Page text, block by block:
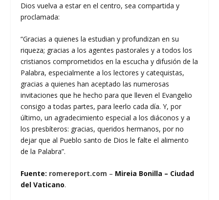
Dios vuelva a estar en el centro, sea compartida y
proclamada:
“Gracias a quienes la estudian y profundizan en su
riqueza; gracias a los agentes pastorales y a todos los
cristianos comprometidos en la escucha y difusión de la
Palabra, especialmente a los lectores y catequistas,
gracias a quienes han aceptado las numerosas
invitaciones que he hecho para que lleven el Evangelio
consigo a todas partes, para leerlo cada día. Y, por
último, un agradecimiento especial a los diáconos y a
los presbíteros: gracias, queridos hermanos, por no
dejar que al Pueblo santo de Dios le falte el alimento
de la Palabra”.
Fuente: romereport.com – Mireia Bonilla – Ciudad
del Vaticano.